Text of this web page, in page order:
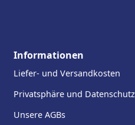
Informationen
Liefer- und Versandkosten
Privatsphäre und Datenschutz
Unsere AGBs